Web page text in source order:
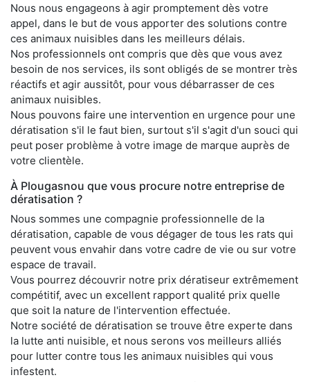
Nous nous engageons à agir promptement dès votre
appel, dans le but de vous apporter des solutions contre
ces animaux nuisibles dans les meilleurs délais.
Nos professionnels ont compris que dès que vous avez
besoin de nos services, ils sont obligés de se montrer très
réactifs et agir aussitôt, pour vous débarrasser de ces
animaux nuisibles.
Nous pouvons faire une intervention en urgence pour une
dératisation s'il le faut bien, surtout s'il s'agit d'un souci qui
peut poser problème à votre image de marque auprès de
votre clientèle.
À Plougasnou que vous procure notre entreprise de
dératisation ?
Nous sommes une compagnie professionnelle de la
dératisation, capable de vous dégager de tous les rats qui
peuvent vous envahir dans votre cadre de vie ou sur votre
espace de travail.
Vous pourrez découvrir notre prix dératiseur extrêmement
compétitif, avec un excellent rapport qualité prix quelle
que soit la nature de l'intervention effectuée.
Notre société de dératisation se trouve être experte dans
la lutte anti nuisible, et nous serons vos meilleurs alliés
pour lutter contre tous les animaux nuisibles qui vous
infestent.